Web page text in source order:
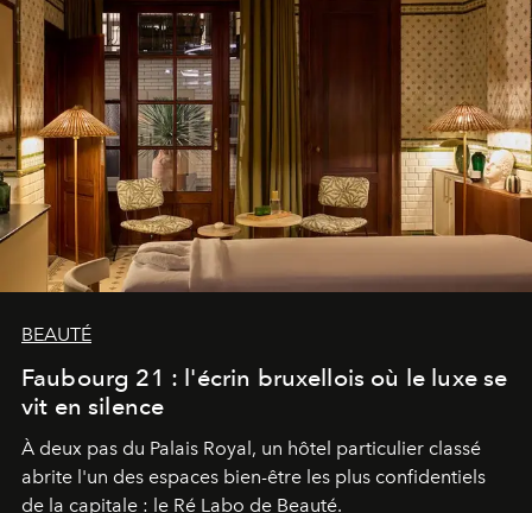
BEAUTÉ
Faubourg 21 : l'écrin bruxellois où le luxe se
vit en silence
À deux pas du Palais Royal, un hôtel particulier classé
abrite l'un des espaces bien-être les plus confidentiels
de la capitale : le Ré Labo de Beauté.